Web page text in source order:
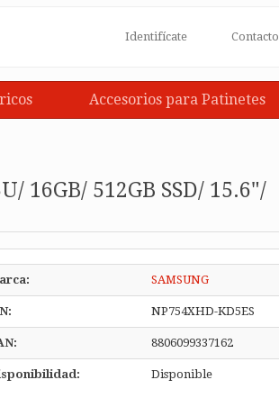
Identifícate Contacto
Accesorios para Patinetes
512GB SSD/ 15.6"/
SAMSUNG
NP754XHD-KD5ES
8806099337162
Disponible